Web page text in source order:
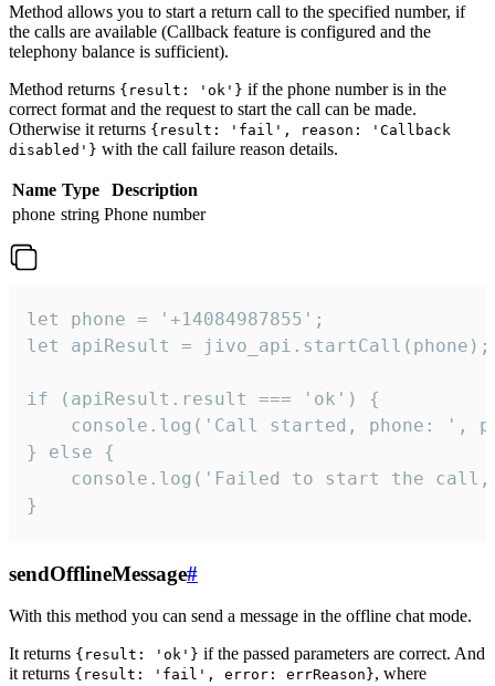
Method allows you to start a return call to the specified number, if
the calls are available (Callback feature is configured and the
telephony balance is sufficient).
Method returns {result: 'ok'} if the phone number is in the
correct format and the request to start the call can be made.
Otherwise it returns {result: 'fail', reason: 'Callback
disabled'} with the call failure reason details.
Name Type
Description
phone string Phone number
let phone = '+14084987855';
let apiResult = jivo_api.startCall(phone);
if (apiResult.result === 'ok') {
console.log('Call started, phone: ',
} else {
console.log('Failed to start the
}
sendOfflineMessage#
With this method you can send a message in the offline chat mode.
It returns {result: 'ok'} if the passed parameters are correct. And
it returns {result: 'fail', error: errReason}, where